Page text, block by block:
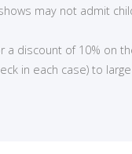
may not admit
a discount of 10% on
in each case) to